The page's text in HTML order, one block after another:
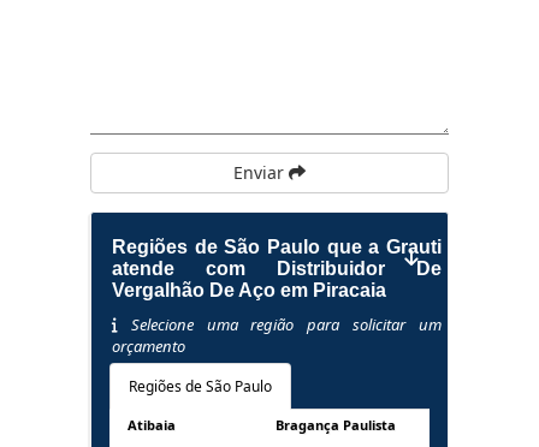
Enviar
Regiões de São Paulo que a Grauti
atende com Distribuidor De
Vergalhão De Aço em Piracaia
Selecione uma região para solicitar um
orçamento
Regiões de São Paulo
Atibaia
Bragança Paulista